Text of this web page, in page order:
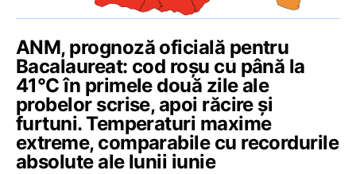
ANM, prognoză oficială pentru
Bacalaureat: cod roșu cu până la
41°C în primele două zile ale
probelor scrise, apoi răcire și
furtuni. Temperaturi maxime
extreme, comparabile cu recordurile
absolute ale lunii iunie